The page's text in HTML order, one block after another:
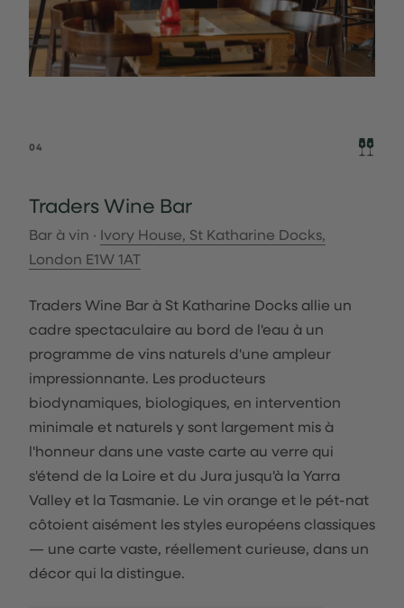
04
Traders Wine Bar
Bar à vin · Ivory House, St Katharine Docks,
London E1W 1AT
Traders Wine Bar à St Katharine Docks allie un
cadre spectaculaire au bord de l'eau à un
programme de vins naturels d'une ampleur
impressionnante. Les producteurs
biodynamiques, biologiques, en intervention
minimale et naturels y sont largement mis à
l'honneur dans une vaste carte au verre qui
s'étend de la Loire et du Jura jusqu'à la Yarra
Valley et la Tasmanie. Le vin orange et le pét-nat
côtoient aisément les styles européens classiques
— une carte vaste, réellement curieuse, dans un
décor qui la distingue.